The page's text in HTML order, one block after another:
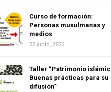
Curso de formación:
Personas musulmanas y
medios
22 junio, 2022
Taller “Patrimonio
Buenas prácticas para su
difusión”